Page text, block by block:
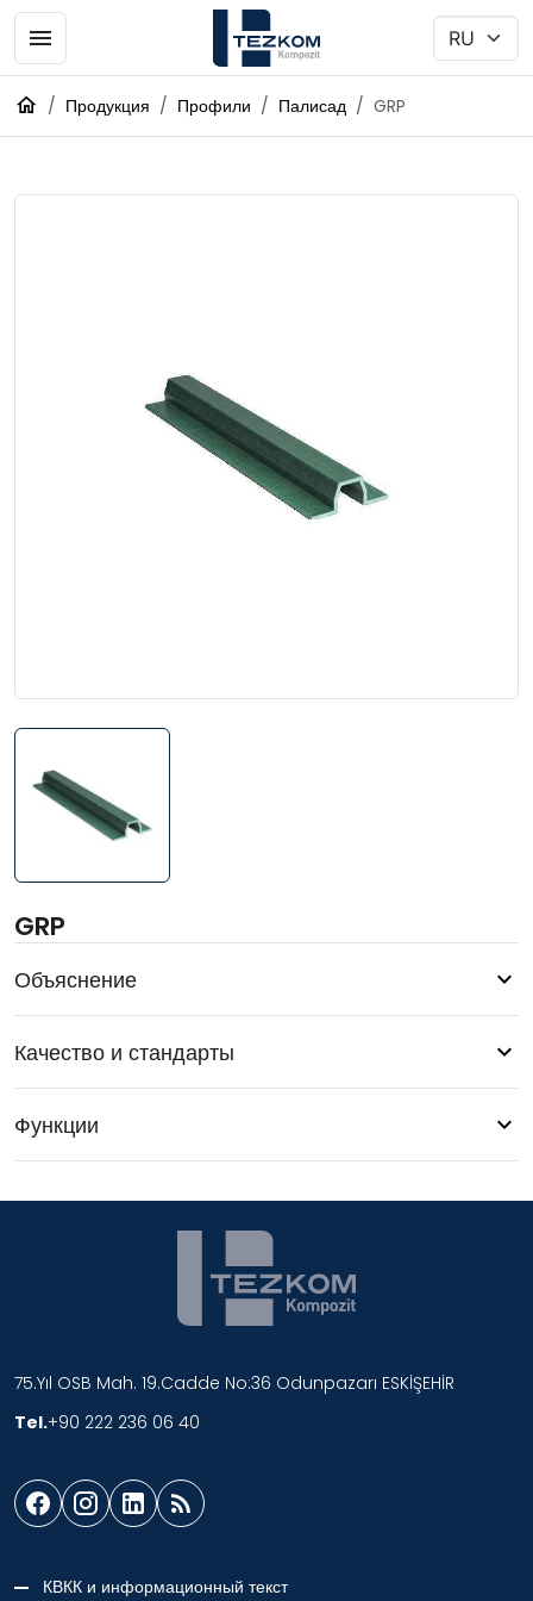
Продукция Профили Палисад GRP
GRP
Объяснение
Качество и стандарты
Функции
75.Yıl OSB Mah. 19.Cadde No:36 Odunpazarı ESKİŞEHİR
Tel.+90 222 236 06 40
КВКК и информационный текст